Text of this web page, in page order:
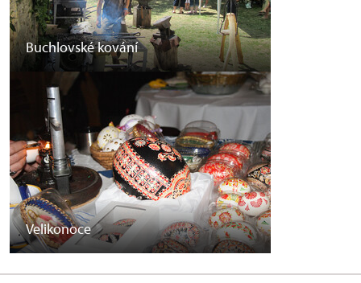
Buchlovské kování
Velikonoce